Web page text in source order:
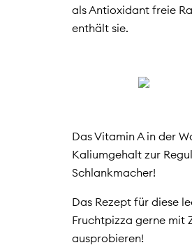
als Antioxidant freie
enthält sie.
Das Vitamin A in der
Kaliumgehalt zur
Schlankmacher!
Das Rezept für diese
Fruchtpizza gerne mit
ausprobieren!